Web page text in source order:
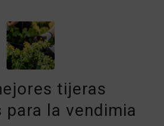
tijeras
la vendimia